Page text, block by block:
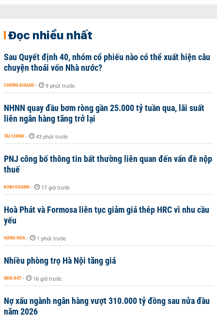
Đọc nhiều nhất
Sau Quyết định 40, nhóm cổ phiếu nào có thể xuất hiện câu
chuyện thoái vốn Nhà nước?
CHỨNG KHOÁN - 9 phút trước
NHNN quay đầu bơm ròng gần 25.000 tỷ tuần qua, lãi suất
liên ngân hàng tăng trở lại
TÀI CHÍNH - 43 phút trước
PNJ công bố thông tin bất thường liên quan đến vấn đề nộp
thuế
KINH DOANH - 17 giờ trước
Hoà Phát và Formosa liên tục giảm giá thép HRC vì nhu cầu
yếu
HÀNG HÓA - 1 phút trước
Nhiều phòng trọ Hà Nội tăng giá
NHÀ ĐẤT - 16 giờ trước
Nợ xấu ngành ngân hàng vượt 310.000 tỷ đồng sau nửa đầu
năm 2026